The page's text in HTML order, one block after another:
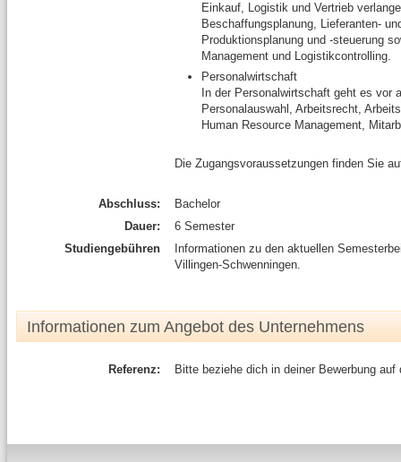
Einkauf, Logistik und Vertrieb
Beschaffungsplanung, Lieferanten-
Produktionsplanung und -steuerung
Management und Logistikcontrolling.
Personalwirtschaft
In der Personalwirtschaft geht es vor
Personalauswahl, Arbeitsrecht,
Human Resource Management,
Die Zugangsvoraussetzungen finden Sie
Abschluss:
Bachelor
Dauer:
6 Semester
Studiengebühren
Informationen zu den aktuellen
Villingen-Schwenningen.
Informationen zum Angebot des Unternehmens
Referenz: Bitte beziehe dich in deiner Bewerbung auf